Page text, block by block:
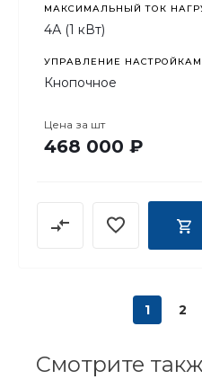
МАКСИМАЛЬНЫЙ ТОК
4А (1 кВт)
УПРАВЛЕНИЕ
Кнопочное
Цена за шт
468 000 ₽
1 2
Смотрите